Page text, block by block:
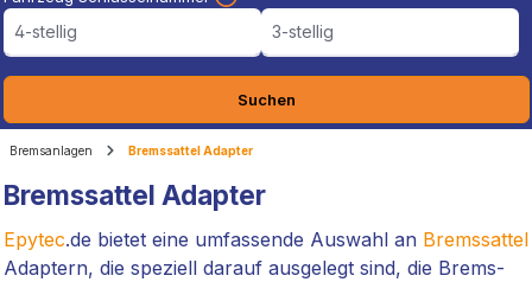
4-stellig
3-stellig
Suchen
Bremsanlagen Bremssattel Adapter
Bremssattel Adapter
Epytec.de bietet eine umfassende Auswahl an Bremssattel
Adaptern, die speziell darauf ausgelegt sind, die Brems-